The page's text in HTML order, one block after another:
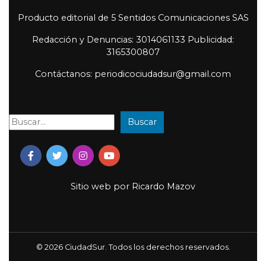
Producto editorial de 5 Sentidos Comunicaciones SAS
Redacción y Denuncias: 3014061133 Publicidad:
3165300807
Contáctanos: periodicociudadsur@gmail.com
Buscar: Buscar
Sitio web por Ricardo Mazov
© 2026 CiudadSur. Todos los derechos reservados.